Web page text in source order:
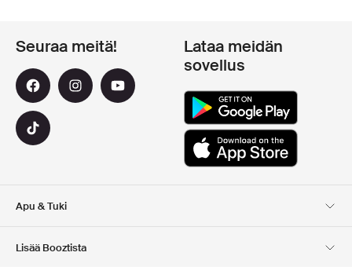
Apu & Tuki
Lisää Booztista
Seuraa meitä!
Lataa meidän
sovellus